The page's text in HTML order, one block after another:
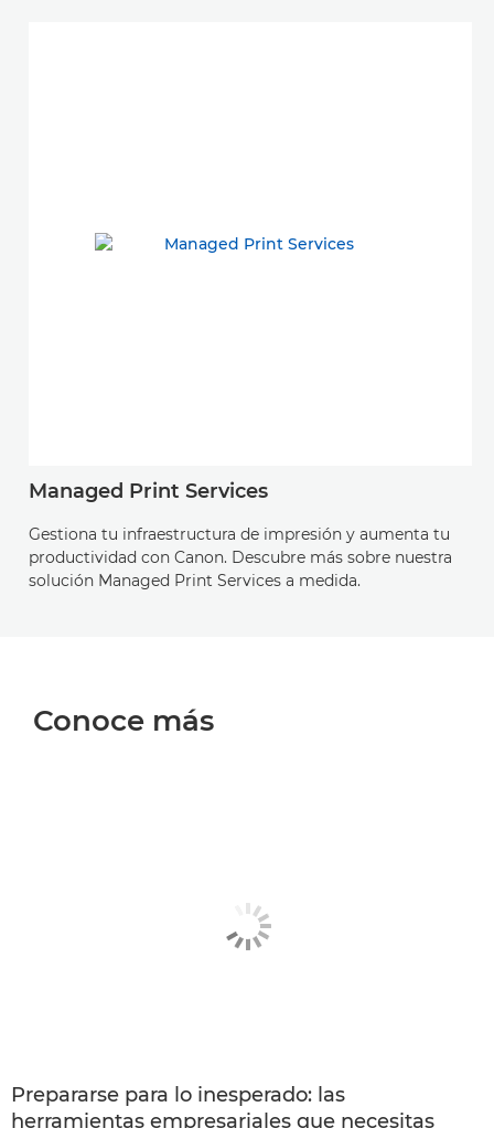
Managed Print Services
Gestiona tu infraestructura de impresión y aumenta tu
productividad con Canon. Descubre más sobre nuestra
solución Managed Print Services a medida.
Conoce más
Prepararse para lo inesperado: las
herramientas empresariales que necesitas